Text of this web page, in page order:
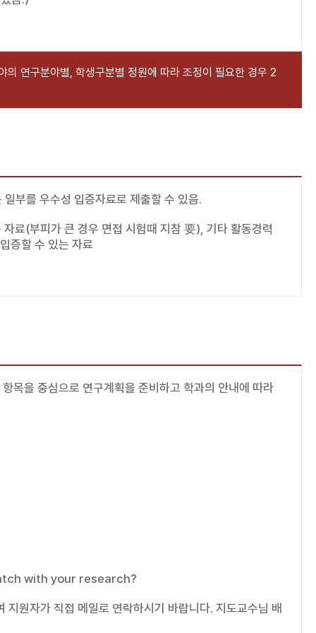
연구분야별, 학생구분별 정원에 따라 조정이 필요한 경우 2
부를 우수성 입증자료로 제출할 수 있음.
료(부피가 큰 경우 면접 시험때 지참 要), 기타 활동경력
증할 수 있는 자료
목을 중심으로 연구계획을 준비하고 학과의 안내에 따라
with your research?
원자가 직접 메일로 연락하시기 바랍니다. 지도교수님 배